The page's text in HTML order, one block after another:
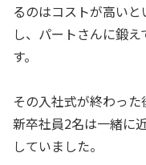
るのはコストが高い
し、パートさんに鍛
す。
その入社式が終わっ
新卒社員2名は一緒に
していました。